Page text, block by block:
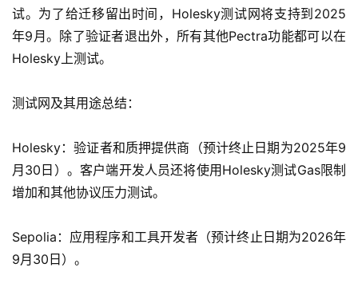
电
子
包
港
银
行
证
券
试。为了给迁移留出时间，Holesky测试网将支持到2025
年9月。除了验证者退出外，所有其他Pectra功能都可以在
Holesky上测试。
测试网及其用途总结：
Holesky：验证者和质押提供商（预计终止日期为2025年9
月30日）。客户端开发人员还将使用Holesky测试Gas限制
增加和其他协议压力测试。
Sepolia：应用程序和工具开发者（预计终止日期为2026年
9月30日）。